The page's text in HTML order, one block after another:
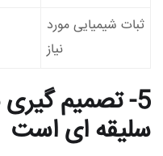
ثبات شیمیایی مورد
نیاز
5- تصمیم‌
سلیقه‌ ای است